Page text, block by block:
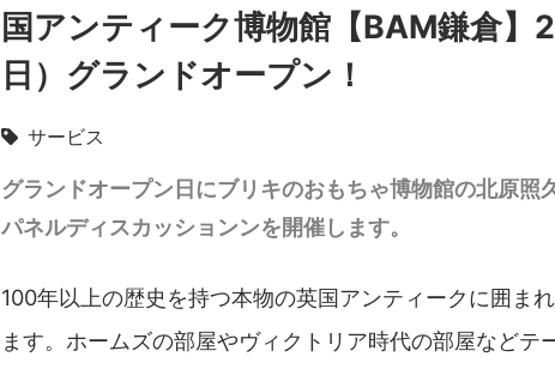
国アンティーク博物館【BAM鎌倉
日）グランドオープン！
サービス
グランドオープン日にブリキのおもちゃ博物館の北原
パネルディスカッションンを開催します。
100年以上の歴史を持つ本物の英国アンティークに囲ま
ます。ホームズの部屋やヴィクトリア時代の部屋などテ